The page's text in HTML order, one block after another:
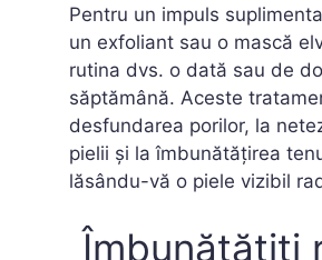
Pentru un impuls
un exfoliant sau o mască
rutina dvs. o dată sau de
săptămână. Aceste
desfundarea porilor, la
pielii și la îmbunătățirea
lăsându-vă o piele vizibil
Îmbunătățiți